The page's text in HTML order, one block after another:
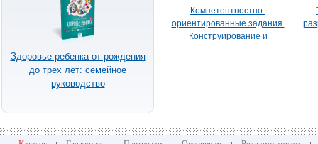
Здоровье ребенка от рождения
до трех лет: семейное
руководство
Компетентностно-
ориентированные задания.
Конструирование и